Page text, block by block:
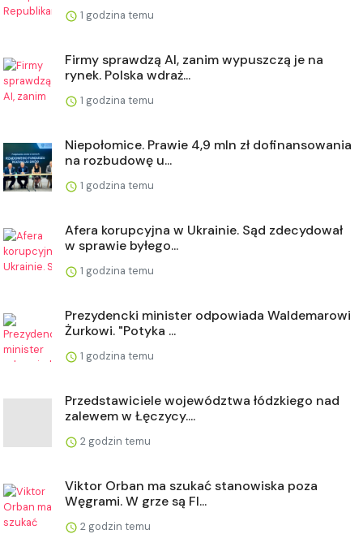
1 godzina temu
Firmy sprawdzą AI, zanim wypuszczą je na
rynek. Polska wdraż...
1 godzina temu
Niepołomice. Prawie 4,9 mln zł dofinansowania
na rozbudowę u...
1 godzina temu
Afera korupcyjna w Ukrainie. Sąd zdecydował
w sprawie byłego...
1 godzina temu
Prezydencki minister odpowiada Waldemarowi
Żurkowi. "Potyka ...
1 godzina temu
Przedstawiciele województwa łódzkiego nad
zalewem w Łęczycy....
2 godzin temu
Viktor Orban ma szukać stanowiska poza
Węgrami. W grze są FI...
2 godzin temu